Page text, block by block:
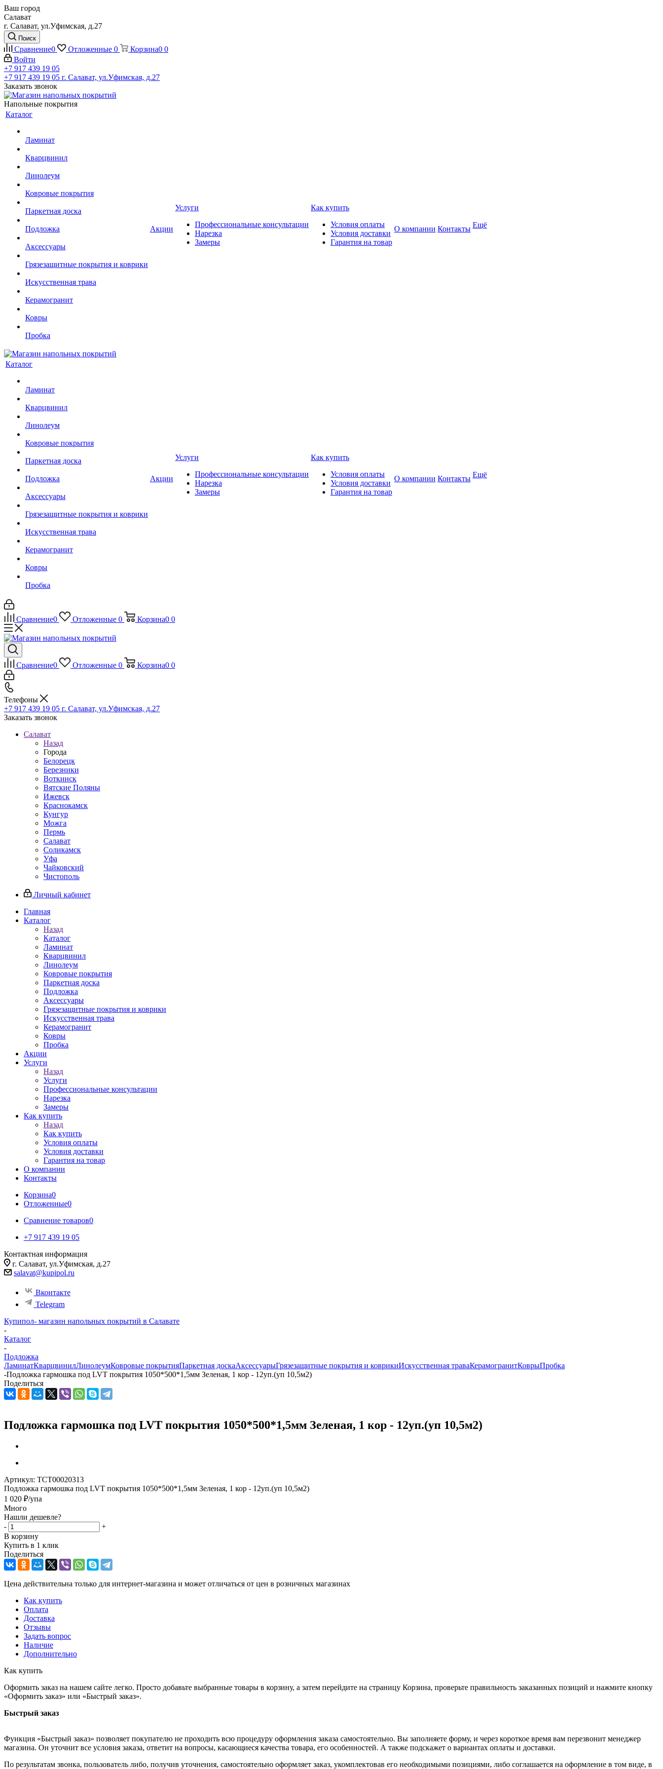
Ваш город
Салават
г. Салават, ул.Уфимская, д.27
Поиск
Сравнение0 Отложенные 0 Корзина0 0
Войти
+7 917 439 19 05
+7 917 439 19 05 г. Салават, ул.Уфимская, д.27
Заказать звонок
Напольные покрытия
Каталог
Ламинат
Кварцвинил
Линолеум
Ковровые покрытия
Паркетная доска
Подложка
Аксессуары
Грязезащитные покрытия и коврики
Искусственная трава
Керамогранит
Ковры
Пробка
Акции
Услуги
Профессиональные консультации
Нарезка
Замеры
Как купить
Условия оплаты
Условия доставки
Гарантия на товар
О компании Контакты Ещё
Каталог
Ламинат
Кварцвинил
Линолеум
Ковровые покрытия
Паркетная доска
Подложка
Аксессуары
Грязезащитные покрытия и коврики
Искусственная трава
Керамогранит
Ковры
Пробка
Акции
Услуги
Профессиональные консультации
Нарезка
Замеры
Как купить
Условия оплаты
Условия доставки
Гарантия на товар
О компании Контакты Ещё
Сравнение0 Отложенные 0 Корзина0 0
Сравнение0 Отложенные 0 Корзина0 0
Телефоны
+7 917 439 19 05 г. Салават, ул.Уфимская, д.27
Заказать звонок
Салават
Назад
Города
Белорецк
Березники
Воткинск
Вятские Поляны
Ижевск
Краснокамск
Кунгур
Можга
Пермь
Салават
Соликамск
Уфа
Чайковский
Чистополь
Личный кабинет
Главная
Каталог
Назад
Каталог
Ламинат
Кварцвинил
Линолеум
Ковровые покрытия
Паркетная доска
Подложка
Аксессуары
Грязезащитные покрытия и коврики
Искусственная трава
Керамогранит
Ковры
Пробка
Акции
Услуги
Назад
Услуги
Профессиональные консультации
Нарезка
Замеры
Как купить
Назад
Как купить
Условия оплаты
Условия доставки
Гарантия на товар
О компании
Контакты
Корзина0
Отложенные0
Сравнение товаров0
+7 917 439 19 05
Контактная информация
г. Салават, ул.Уфимская, д.27
salavat@kupipol.ru
Вконтакте
Telegram
Купипол- магазин напольных покрытий в Салавате
-
Каталог
-
Подложка
ЛаминатКварцвинилЛинолеумКовровые покрытияПаркетная доскаАксессуарыГрязезащитные покрытия и коврикиИскусственная траваКерамогранитКоврыПробка
-Подложка гармошка под LVT покрытия 1050*500*1,5мм Зеленая, 1 кор - 12уп.(уп 10,5м2)
Поделиться
Подложка гармошка под LVT покрытия 1050*500*1,5мм Зеленая, 1 кор - 12уп.(уп 10,5м2)
Артикул: ТСТ00020313
Подложка гармошка под LVT покрытия 1050*500*1,5мм Зеленая, 1 кор - 12уп.(уп 10,5м2)
1 020 ₽/упа
Много
Нашли дешевле?
-
+
В корзину
Купить в 1 клик
Поделиться
Цена действительна только для интернет-магазина и может отличаться от цен в розничных магазинах
Как купить
Оплата
Доставка
Отзывы
Задать вопрос
Наличие
Дополнительно
Как купить
Оформить заказ на нашем сайте легко. Просто добавьте выбранные товары в корзину, а затем перейдите на страницу Корзина, проверьте правильность заказанных позиций и нажмите кнопку
«Оформить заказ» или «Быстрый заказ».
Быстрый заказ
Функция «Быстрый заказ» позволяет покупателю не проходить всю процедуру оформления заказа самостоятельно. Вы заполняете форму, и через короткое время вам перезвонит менеджер
магазина. Он уточнит все условия заказа, ответит на вопросы, касающиеся качества товара, его особенностей. А также подскажет о вариантах оплаты и доставки.
По результатам звонка, пользователь либо, получив уточнения, самостоятельно оформляет заказ, укомплектовав его необходимыми позициями, либо соглашается на оформление в том виде, в